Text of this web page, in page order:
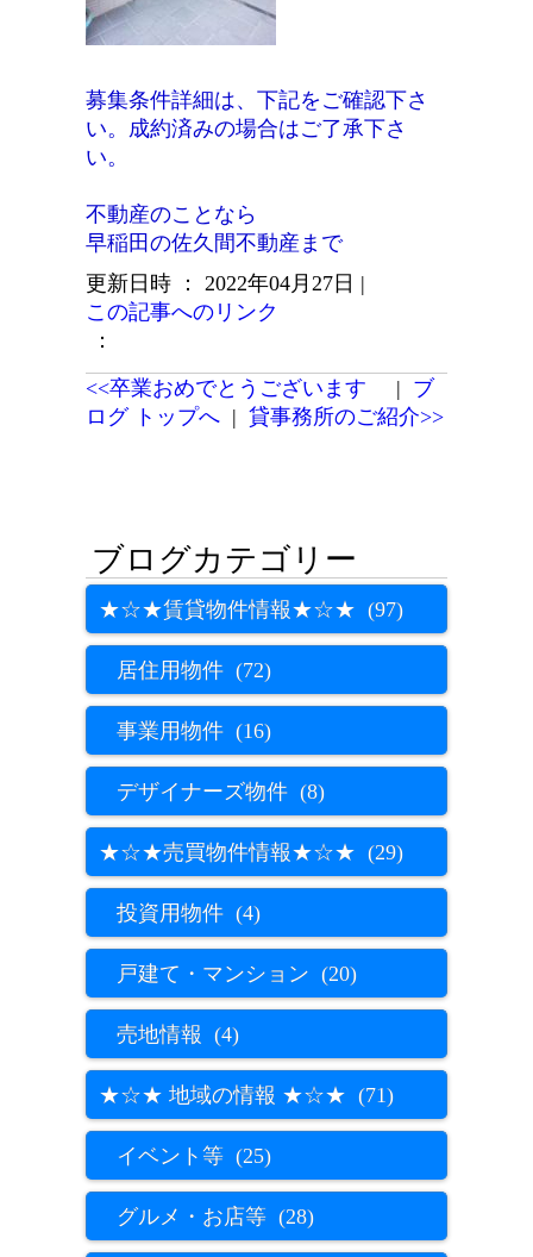
募集条件詳細は、下記をご確認下さ
い。成約済みの場合はご了承下さ
い。
不動産のことなら
早稲田の佐久間不動産まで
更新日時 ： 2022年04月27日 |
この記事へのリンク
：
<<卒業おめでとうございます | ブ
ログ トップへ | 貸事務所のご紹介>>
★☆★賃貸物件情報★☆★ (97)
居住用物件 (72)
事業用物件 (16)
デザイナーズ物件 (8)
★☆★売買物件情報★☆★ (29)
投資用物件 (4)
戸建て・マンション (20)
売地情報 (4)
★☆★ 地域の情報 ★☆★ (71)
イベント等 (25)
グルメ・お店等 (28)